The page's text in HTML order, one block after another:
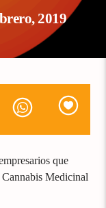
2019
que
Medicinal